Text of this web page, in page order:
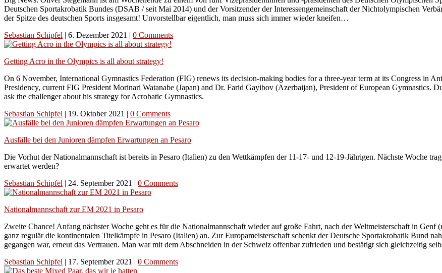
Deutschen Sportakrobatik Bundes (DSAB / seit Mai 2014) und der Vorsitzender der Interessengemeinschaft der Nichtolympischen
der Spitze des deutschen Sports insgesamt! Unvorstellbar eigentlich, man muss sich immer wieder kneifen…
Sebastian Schipfel | 6. Dezember 2021 | 0 Comments
Getting Acro in the Olympics is all about strategy!
On 6 November, International Gymnastics Federation (FIG) renews its decision-making bodies for a three-year term at its Congress in
Presidency, current FIG President Morinari Watanabe (Japan) and Dr. Farid Gayibov (Azerbaijan), President of European Gymnastics.
ask the challenger about his strategy for Acrobatic Gymnastics.
Sebastian Schipfel | 19. Oktober 2021 | 0 Comments
Ausfälle bei den Junioren dämpfen Erwartungen an Pesaro
Die Vorhut der Nationalmannschaft ist bereits in Pesaro (Italien) zu den Wettkämpfen der 11-17- und 12-19-Jährigen. Nächste Woche
erwartet werden?
Sebastian Schipfel | 24. September 2021 | 0 Comments
Nationalmannschaft zur EM 2021 in Pesaro
Zweite Chance! Anfang nächster Woche geht es für die Nationalmannschaft wieder auf große Fahrt, nach der Weltmeisterschaft in Genf
ganz regulär die kontinentalen Titelkämpfe in Pesaro (Italien) an. Zur Europameisterschaft schenkt der Deutsche Sportakrobatik Bund
gegangen war, erneut das Vertrauen. Man war mit dem Abschneiden in der Schweiz offenbar zufrieden und bestätigt sich gleichzeitig
Sebastian Schipfel | 17. September 2021 | 0 Comments